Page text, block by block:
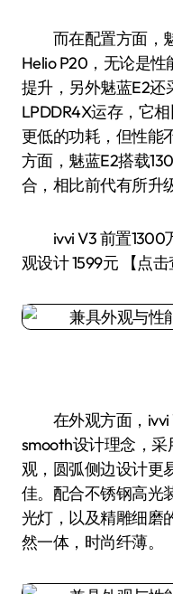
而在配置方面，魅
Helio P20，无论是
提升，另外魅蓝E2还
LPDDR4X运存，它
更低的功耗，但性能
方面，魅蓝E2搭载
合，相比前代有所升
ivvi V3 前置1300
观设计 1599元 【点击
在外观方面，ivvi
smooth设计理念，
观，圆弧侧边设计更
佳。配合不锈钢高光
光灯，以及精雕细磨
然一体，时尚纤薄。